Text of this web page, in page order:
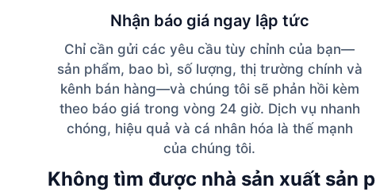
Nhận báo giá ngay lập tức
Chỉ cần gửi các yêu cầu tùy chỉnh của bạn—
sản phẩm, bao bì, số lượng, thị trường chính và
kênh bán hàng—và chúng tôi sẽ phản hồi kèm
theo báo giá trong vòng 24 giờ. Dịch vụ nhanh
chóng, hiệu quả và cá nhân hóa là thế mạnh
của chúng tôi.
Không tìm được nhà sản xuất sản